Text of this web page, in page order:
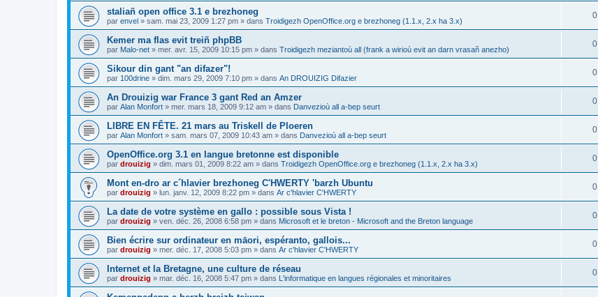
staliañ open office 3.1 e brezhoneg
par envel » sam. mai 23, 2009 1:27 pm » dans Troidigezh OpenOffice.org e brezhoneg (1.1.x, 2.x ha 3.x)
0
Kemer ma flas evit treiñ phpBB
par Malo-net » mer. avr. 15, 2009 10:15 pm » dans Troidigezh meziantoù all (frank a wirioù evit an darn vrasañ anezho)
0
Sikour din gant "an difazer"!
par 100drine » dim. mars 29, 2009 7:10 pm » dans An DROUIZIG Difazier
0
An Drouizig war France 3 gant Red an Amzer
par Alan Monfort » mer. mars 18, 2009 9:12 am » dans Danvezioù all a-bep seurt
0
LIBRE EN FÊTE. 21 mars au Triskell de Ploeren
par Alan Monfort » sam. mars 07, 2009 10:43 am » dans Danvezioù all a-bep seurt
0
OpenOffice.org 3.1 en langue bretonne est disponible
par drouizig » dim. mars 01, 2009 8:22 am » dans Troidigezh OpenOffice.org e brezhoneg (1.1.x, 2.x ha 3.x)
0
Mont en-dro ar c´hlavier brezhoneg C'HWERTY 'barzh Ubuntu
par drouizig » lun. janv. 12, 2009 8:22 pm » dans Ar c'hlavier C'HWERTY
0
La date de votre système en gallo : possible sous Vista !
par drouizig » ven. déc. 26, 2008 6:58 pm » dans Microsoft et le breton - Microsoft and the Breton language
0
Bien écrire sur ordinateur en māori, espéranto, gallois...
par drouizig » mer. déc. 17, 2008 5:03 pm » dans Ar c'hlavier C'HWERTY
0
Internet et la Bretagne, une culture de réseau
par drouizig » mar. déc. 16, 2008 5:47 pm » dans L'informatique en langues régionales et minoritaires
0